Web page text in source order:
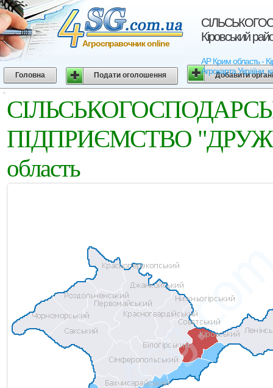
Кіровський
АР Крим область
Агрокарта України,
Агросправочник online
Головна Подати оголошення Добавити
ПIДПРИЄМСТВО
область